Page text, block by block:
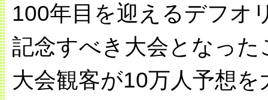
100年目を迎えるデフオ
記念すべき大会となった
大会観客が10万人予想